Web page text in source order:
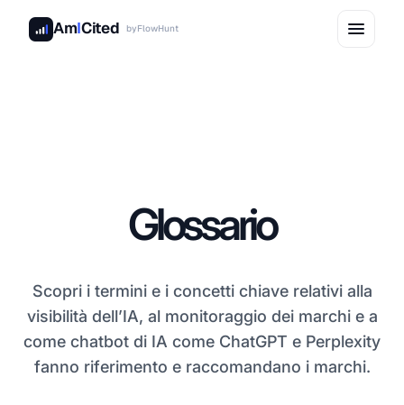
AmICited byFlowHunt
Glossario
Scopri i termini e i concetti chiave relativi alla
visibilità dell’IA, al monitoraggio dei marchi e a
come chatbot di IA come ChatGPT e Perplexity
fanno riferimento e raccomandano i marchi.